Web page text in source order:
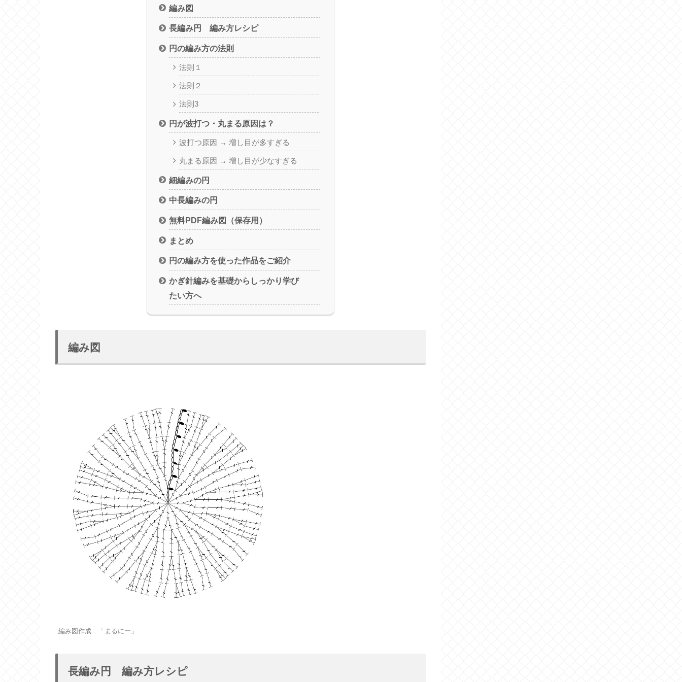
編み図
長編み円 編み方レシピ
円の編み方の法則
法則１
法則２
法則3
円が波打つ・丸まる原因は？
波打つ原因 → 増し目が多すぎる
丸まる原因 → 増し目が少なすぎる
細編みの円
中長編みの円
無料PDF編み図（保存用）
まとめ
円の編み方を使った作品をご紹介
かぎ針編みを基礎からしっかり学び
たい方へ
編み図
編み図作成 「まるにー」
長編み円 編み方レシピ